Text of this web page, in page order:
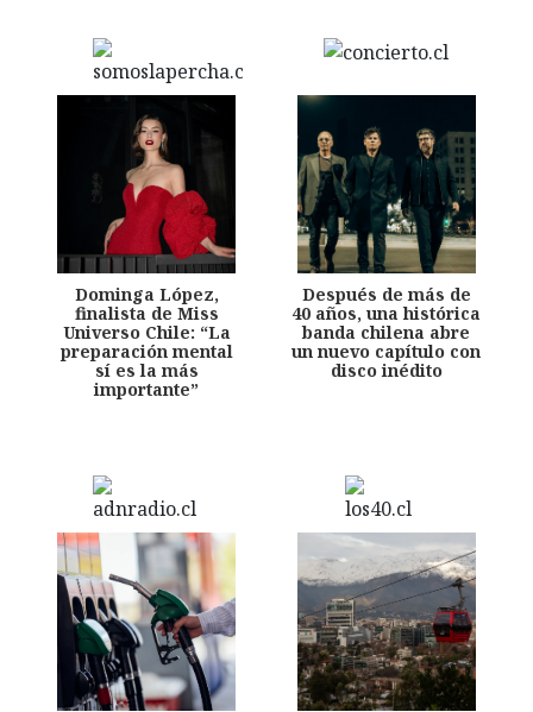
Dominga López,
finalista de Miss
Universo Chile: “La
preparación mental
sí es la más
importante”
Después de más de
40 años, una histórica
banda chilena abre
un nuevo capítulo con
disco inédito